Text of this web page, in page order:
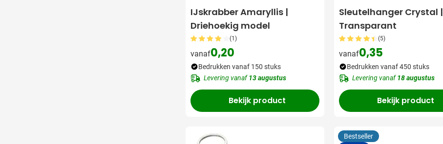
IJskrabber Amaryllis |
Driehoekig model
(1)
vanaf0,20
Bedrukken vanaf 150 stuks
Levering vanaf13 augustus
Bekijk product
Sleutelhanger Crystal |
Transparant
(5)
vanaf0,35
Bedrukken vanaf 450 stuks
Levering vanaf18 augustus
Bekijk product
Bestseller